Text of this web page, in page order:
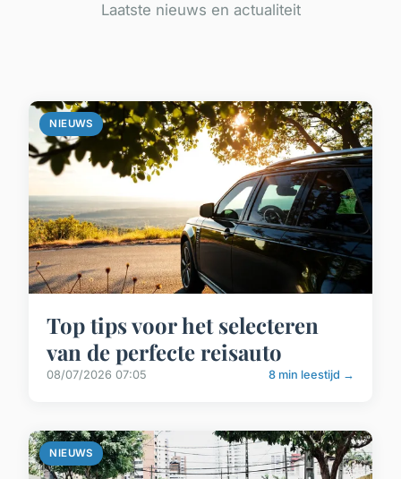
Laatste nieuws en actualiteit
NIEUWS
Top tips voor het selecteren
van de perfecte reisauto
08/07/2026 07:05 8 min leestijd →
NIEUWS